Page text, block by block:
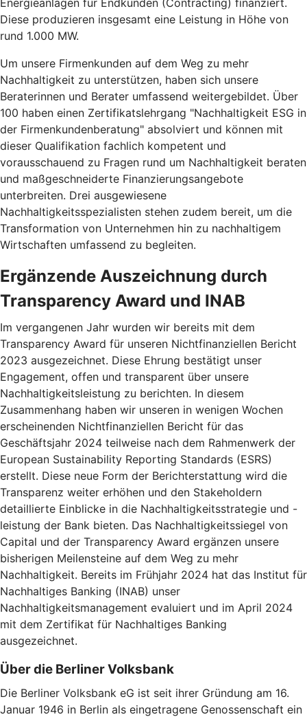
Energieanlagen für Endkunden (Contracting) finanziert.
Diese produzieren insgesamt eine Leistung in Höhe von
rund 1.000 MW.
Um unsere Firmenkunden auf dem Weg zu mehr
Nachhaltigkeit zu unterstützen, haben sich unsere
Beraterinnen und Berater umfassend weitergebildet. Über
100 haben einen Zertifikatslehrgang "Nachhaltigkeit ESG in
der Firmenkundenberatung" absolviert und können mit
dieser Qualifikation fachlich kompetent und
vorausschauend zu Fragen rund um Nachhaltigkeit beraten
und maßgeschneiderte Finanzierungsangebote
unterbreiten. Drei ausgewiesene
Nachhaltigkeitsspezialisten stehen zudem bereit, um die
Transformation von Unternehmen hin zu nachhaltigem
Wirtschaften umfassend zu begleiten.
Ergänzende Auszeichnung durch
Transparency Award und INAB
Im vergangenen Jahr wurden wir bereits mit dem
Transparency Award für unseren Nichtfinanziellen Bericht
2023 ausgezeichnet. Diese Ehrung bestätigt unser
Engagement, offen und transparent über unsere
Nachhaltigkeitsleistung zu berichten. In diesem
Zusammenhang haben wir unseren in wenigen Wochen
erscheinenden Nichtfinanziellen Bericht für das
Geschäftsjahr 2024 teilweise nach dem Rahmenwerk der
European Sustainability Reporting Standards (ESRS)
erstellt. Diese neue Form der Berichterstattung wird die
Transparenz weiter erhöhen und den Stakeholdern
detaillierte Einblicke in die Nachhaltigkeitsstrategie und -
leistung der Bank bieten. Das Nachhaltigkeitssiegel von
Capital und der Transparency Award ergänzen unsere
bisherigen Meilensteine auf dem Weg zu mehr
Nachhaltigkeit. Bereits im Frühjahr 2024 hat das Institut für
Nachhaltiges Banking (INAB) unser
Nachhaltigkeitsmanagement evaluiert und im April 2024
mit dem Zertifikat für Nachhaltiges Banking
ausgezeichnet.
Über die Berliner Volksbank
Die Berliner Volksbank eG ist seit ihrer Gründung am 16.
Januar 1946 in Berlin als eingetragene Genossenschaft ein